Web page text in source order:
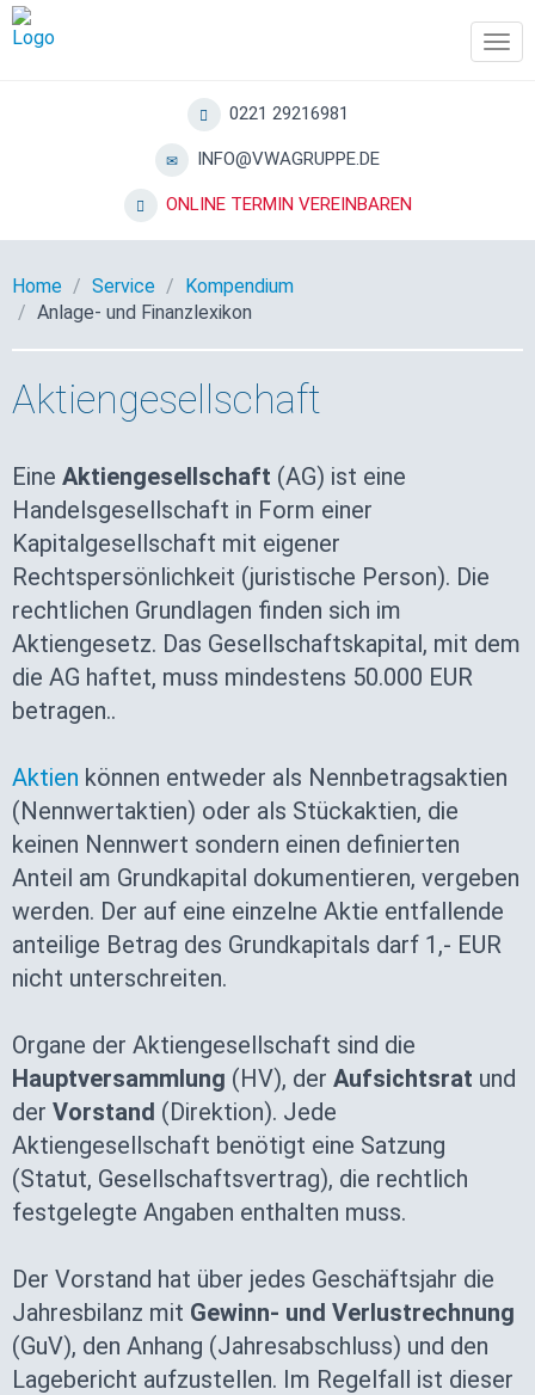
0221 29216981
INFO@VWAGRUPPE.DE
ONLINE TERMIN VEREINBAREN
Home Service
Kompendium
Anlage- und Finanzlexikon
Aktiengesellschaft
Eine Aktiengesellschaft (AG) ist eine
Handelsgesellschaft in Form einer
Kapitalgesellschaft mit eigener
Rechtspersönlichkeit (juristische Person). Die
rechtlichen Grundlagen finden sich im
Aktiengesetz. Das Gesellschaftskapital, mit dem
die AG haftet, muss mindestens 50.000 EUR
betragen..
Aktien können entweder als Nennbetragsaktien
(Nennwertaktien) oder als Stückaktien, die
keinen Nennwert sondern einen definierten
Anteil am Grundkapital dokumentieren, vergeben
werden. Der auf eine einzelne Aktie entfallende
anteilige Betrag des Grundkapitals darf 1,- EUR
nicht unterschreiten.
Organe der Aktiengesellschaft sind die
Hauptversammlung (HV), der Aufsichtsrat und
der Vorstand (Direktion). Jede
Aktiengesellschaft benötigt eine Satzung
(Statut, Gesellschaftsvertrag), die rechtlich
festgelegte Angaben enthalten muss.
Der Vorstand hat über jedes Geschäftsjahr die
Jahresbilanz mit Gewinn- und Verlustrechnung
(GuV), den Anhang (Jahresabschluss) und den
Lagebericht aufzustellen. Im Regelfall ist dieser